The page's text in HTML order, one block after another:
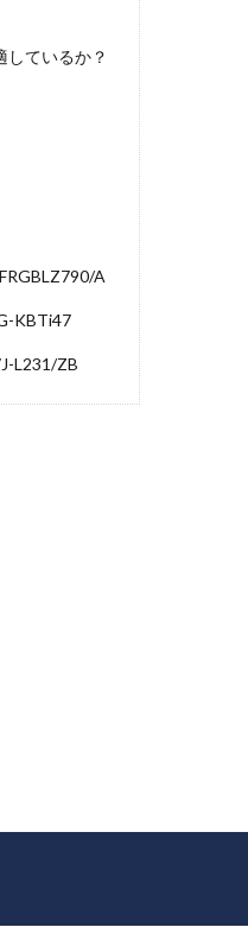
ているか？
A
KBTi47
L231/ZB